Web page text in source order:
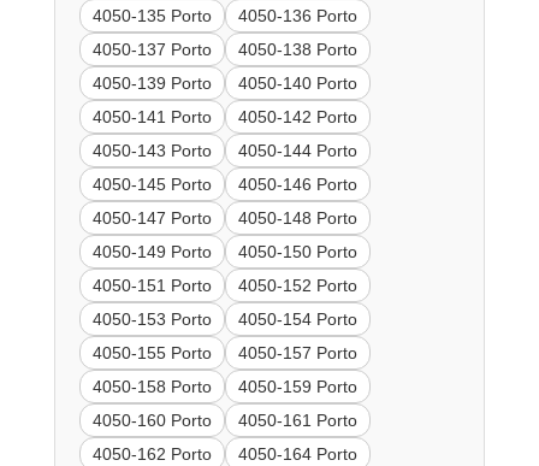
4050-135 Porto
4050-136 Porto
4050-137 Porto
4050-138 Porto
4050-139 Porto
4050-140 Porto
4050-141 Porto
4050-142 Porto
4050-143 Porto
4050-144 Porto
4050-145 Porto
4050-146 Porto
4050-147 Porto
4050-148 Porto
4050-149 Porto
4050-150 Porto
4050-151 Porto
4050-152 Porto
4050-153 Porto
4050-154 Porto
4050-155 Porto
4050-157 Porto
4050-158 Porto
4050-159 Porto
4050-160 Porto
4050-161 Porto
4050-162 Porto
4050-164 Porto